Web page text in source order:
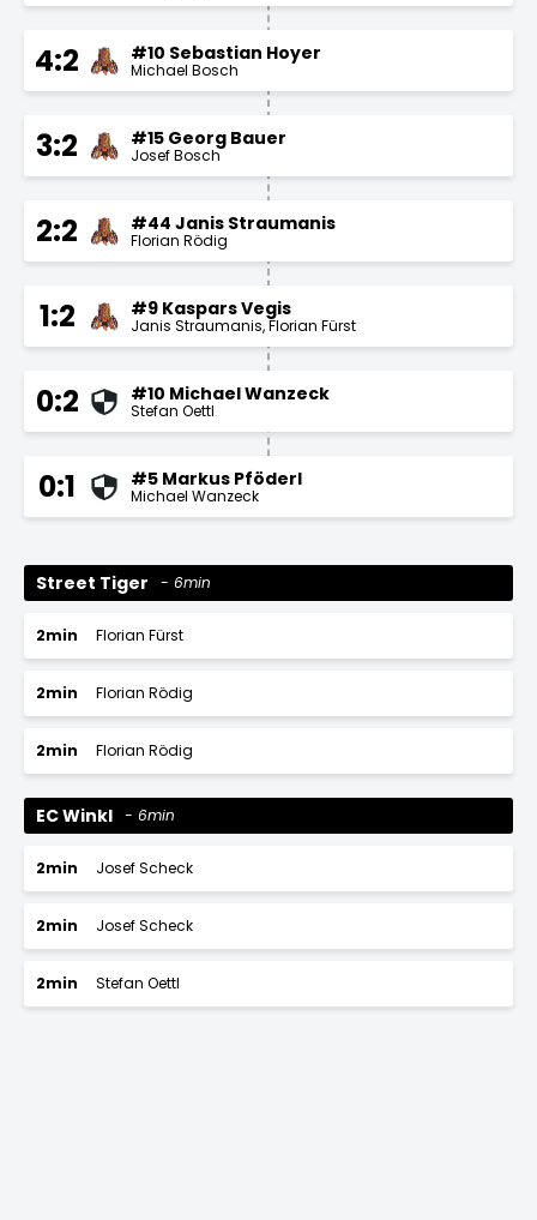
4:2 #10 Sebastian Hoyer
Michael Bosch
3:2 #15 Georg Bauer
Josef Bosch
2:2 #44 Janis Straumanis
Florian Rödig
1:2 #9 Kaspars Vegis
Janis Straumanis Florian Fürst
0:2 #10 Michael Wanzeck
Stefan Oettl
0:1 #5 Markus Pföderl
Michael Wanzeck
Street Tiger 6min
2min Florian Fürst
2min Florian Rödig
2min Florian Rödig
EC Winkl 6min
2min Josef Scheck
2min Josef Scheck
2min Stefan Oettl